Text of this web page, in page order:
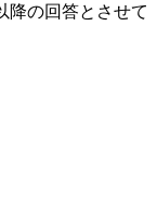
降の回答とさせて